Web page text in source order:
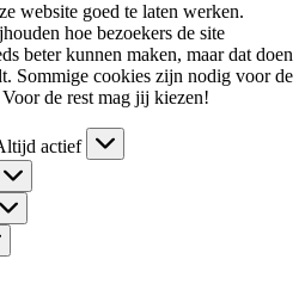
website goed te laten werken.
hoe bezoekers de site
beter kunnen maken, maar dat doen
Sommige cookies zijn nodig voor de
de rest mag jij kiezen!
actief